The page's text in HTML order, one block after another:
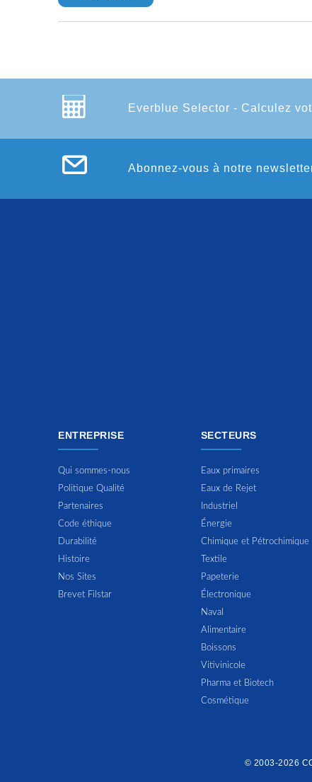
Everblue Selector - Calculez
Abonnez-vous à notre
ENTREPRISE
Qui sommes-nous
Politique Qualité
Partenaires
Code éthique
Durabilité
Histoire
Nos Sites
Brevet Filstar
SECTEURS
Eaux primaires
Eaux de Rejet
Industriel
Énergie
Chimique et Pétrochimique
Textile
Papeterie
Électronique
Naval
Alimentaire
Boissons
Vitivinicole
Pharma et Biotech
Cosmétique
© 2003-2026